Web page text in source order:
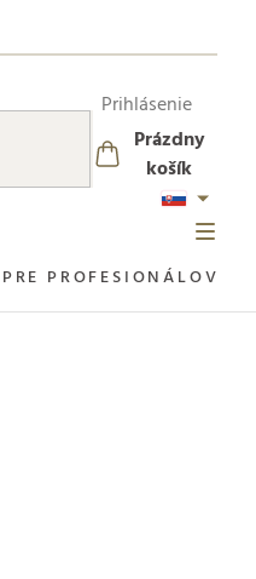
Prihlásenie
NÁKUPNÝ
KOŠÍK
Prázdny
košík
PRE PROFESIONÁLOV